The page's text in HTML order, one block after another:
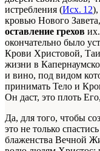
истребления (Исх. 12),
кровью Нового
оставление грехов
окончательно было
Крови Христовой,
жизни в
и вино, под видом
принимать Тело и
Он даст, это плоть
Да, для того, чтобы
это не только
блаженства Вечной